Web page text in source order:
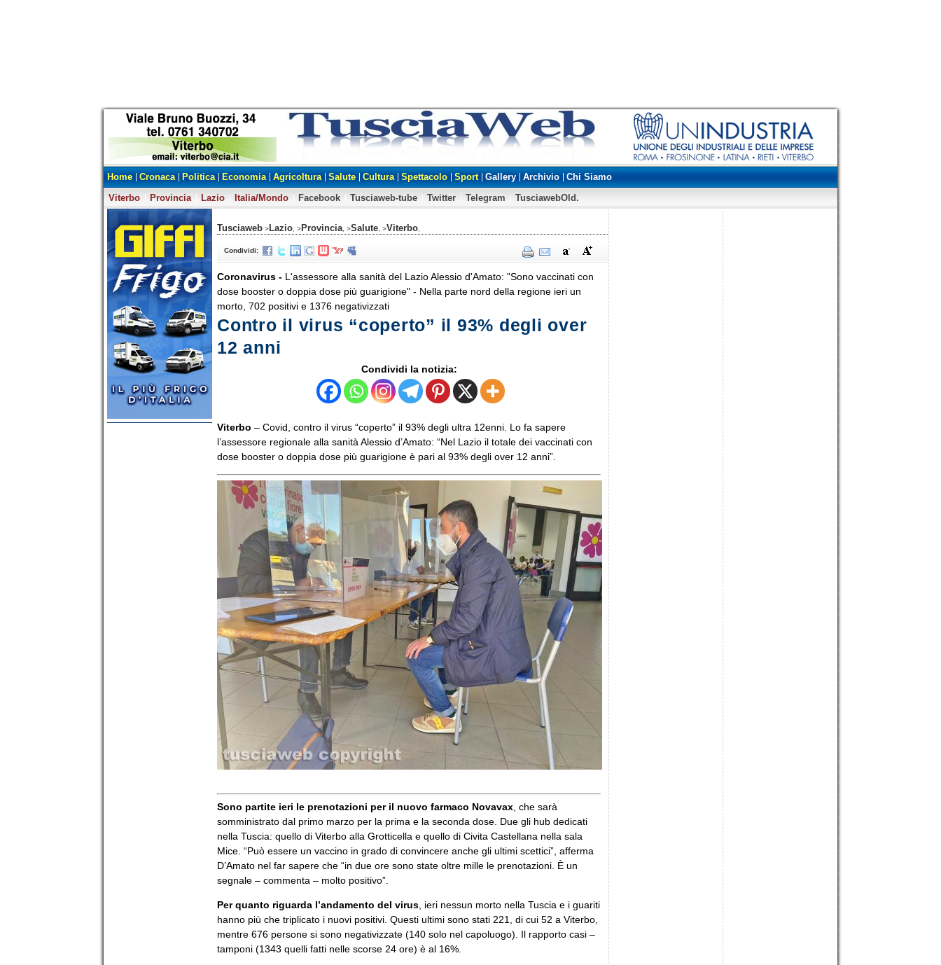
Home Cronaca Politica Economia Agricoltura Salute Cultura Spettacolo Sport Gallery Archivio
Chi Siamo
Viterbo
Provincia Lazio Italia/Mondo Facebook Tusciaweb-tube Twitter Telegram TusciawebOld.
Tusciaweb >Lazio , >Provincia , >Salute , >Viterbo
Condividi:
Coronavirus - L'assessore alla sanità del Lazio Alessio d'Amato: "Sono vaccinati con
dose booster o doppia dose più guarigione" - Nella parte nord della regione ieri un
morto, 702 positivi e 1376 negativizzati
Contro il virus “coperto” il 93% degli over
12 anni
Condividi la notizia:
Viterbo – Covid, contro il virus “coperto” il 93% degli ultra 12enni. Lo fa sapere
l’assessore regionale alla sanità Alessio d’Amato: “Nel Lazio il totale dei vaccinati con
dose booster o doppia dose più guarigione è pari al 93% degli over 12 anni”.
Sono partite ieri le prenotazioni per il nuovo farmaco Novavax che sarà
somministrato dal primo marzo per la prima e la seconda dose. Due gli hub dedicati
nella Tuscia: quello di Viterbo alla Grotticella e quello di Civita Castellana nella sala
Mice. “Può essere un vaccino in grado di convincere anche gli ultimi scettici”, afferma
D’Amato nel far sapere che “in due ore sono state oltre mille le prenotazioni. È un
segnale – commenta – molto positivo”.
Per quanto riguarda l’andamento del virus ieri nessun morto nella Tuscia e i guariti
hanno più che triplicato i nuovi positivi. Questi ultimi sono stati 221, di cui 52 a Viterbo,
mentre 676 persone si sono negativizzate (140 solo nel capoluogo). Il rapporto casi –
tamponi (1343 quelli fatti nelle scorse 24 ore) è al 16%.